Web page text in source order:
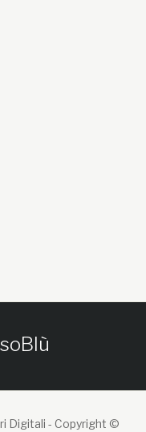
Digitali - Copyright ©